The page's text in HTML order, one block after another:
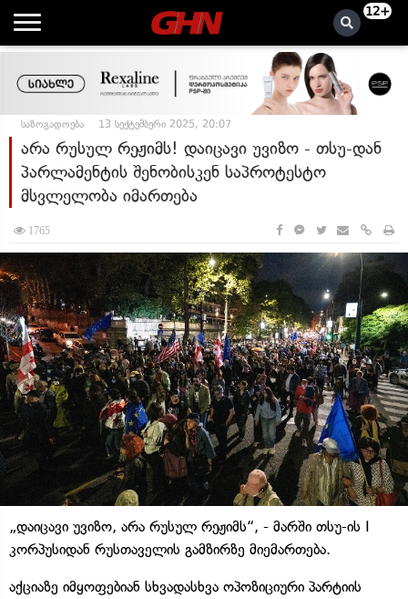
12+
საზოგადოება 13 სექტემბერი 2025, 20:07
არა რუსულ რეჟიმს! დაიცავი უვიზო - თსუ-დან
პარლამენტის შენობისკენ საპროტესტო
მსვლელობა იმართება
1765
„დაიცავი უვიზო, არა რუსულ რეჟიმს“, - მარში თსუ-ის I
კორპუსიდან რუსთაველის გამზირზე მიემართება.
აქციაზე იმყოფებიან სხვადასხვა ოპოზიციური პარტიის